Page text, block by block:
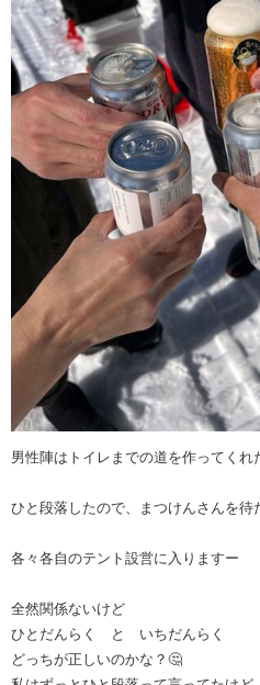
男性陣はトイレまでの道を作ってくれ
ひと段落したので、まつけんさんを待
各々各自のテント設営に入りますー
全然関係ないけど
ひとだんらく と いちだんらく
どっちが正しいのかな？🤔